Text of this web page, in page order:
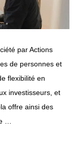
par Actions
de personnes et
flexibilité en
investisseurs, et
offre ainsi des
…